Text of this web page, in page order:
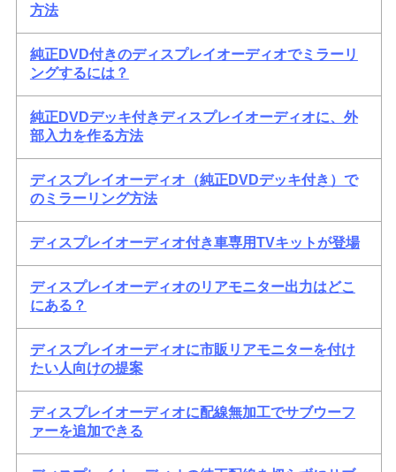
方法
純正DVD付きのディスプレイオーディオでミラーリ
ングするには？
純正DVDデッキ付きディスプレイオーディオに、外
部入力を作る方法
ディスプレイオーディオ（純正DVDデッキ付き）で
のミラーリング方法
ディスプレイオーディオ付き車専用TVキットが登場
ディスプレイオーディオのリアモニター出力はどこ
にある？
ディスプレイオーディオに市販リアモニターを付け
たい人向けの提案
ディスプレイオーディオに配線無加工でサブウーフ
ァーを追加できる